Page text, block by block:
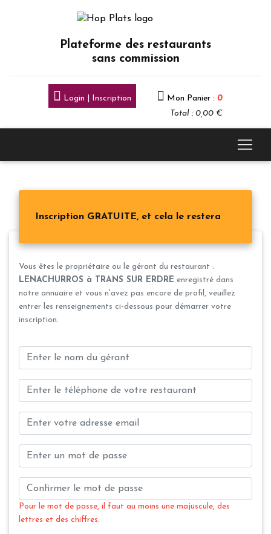
Plateforme des restaurants
sans commission
Login | Inscription Mon Panier : 0
Total : 0,00 €
Inscription GRATUITE, et cela le restera
Vous êtes le propriétaire ou le gérant du restaurant :
LENACHURROS à TRANS SUR ERDRE enregistré dans
notre annuaire et vous n'avez pas encore de profil, veuillez
entrer les renseignements ci-dessous pour démarrer votre
inscription.
Pour le mot de passe, il faut au moins une majuscule, des
lettres et des chiffres.